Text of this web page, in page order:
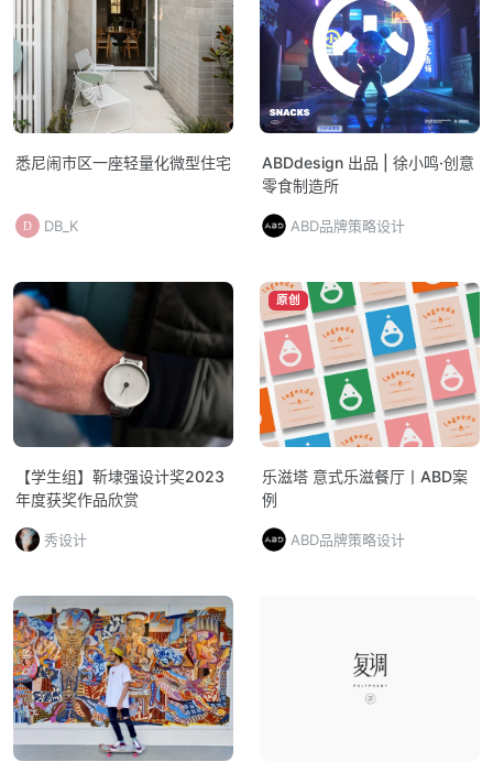
悉尼闹市区一座轻量化微型住宅
DB_K
ABDdesign 出品 | 徐小鸣·创意
零食制造所
ABD品牌策略设计
【学生组】靳埭强设计奖2023
年度获奖作品欣赏
秀设计
原创
乐滋塔 意式乐滋餐厅丨ABD案
例
ABD品牌策略设计